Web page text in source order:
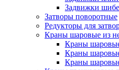
Задвижки
Затворы поворотные
Редукторы для
Краны шаровые из
Краны шаровые
Краны
Краны